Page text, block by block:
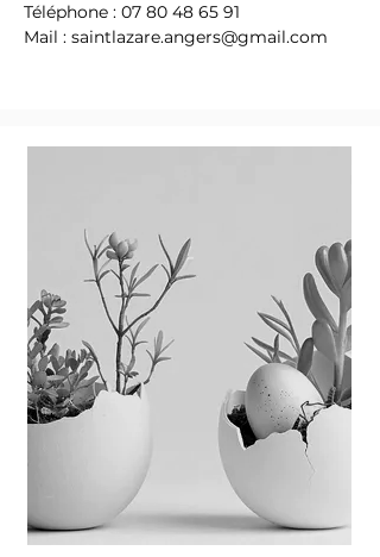
Téléphone : 07 80 48 65 91
Mail : saintlazare.angers@gmail.com